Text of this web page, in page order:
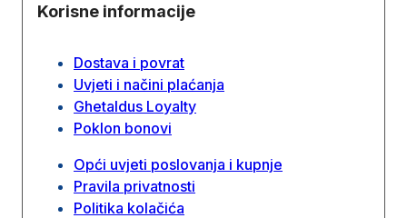
Korisne informacije
Dostava i povrat
Uvjeti i načini plaćanja
Ghetaldus Loyalty
Poklon bonovi
Opći uvjeti poslovanja i kupnje
Pravila privatnosti
Politika kolačića